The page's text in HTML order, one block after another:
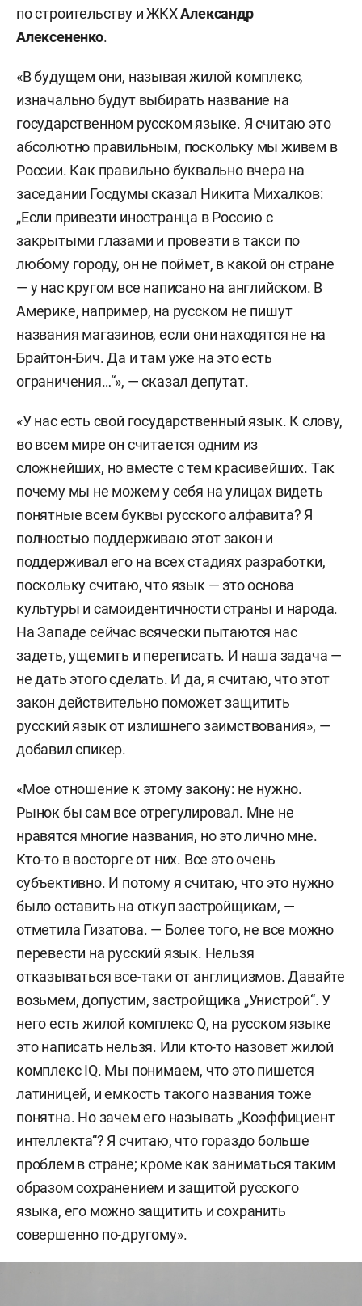
по строительству и ЖКХАлександр
Алексененко.
«В будущем они, называя жилой комплекс,
изначально будут выбирать название на
государственном русском языке. Я считаю это
абсолютно правильным, поскольку мы живем в
России. Как правильно буквально вчера на
заседании Госдумы сказал Никита Михалков:
„Если привезти иностранца в Россию с
закрытыми глазами и провезти в такси по
любому городу, он не поймет, в какой он стране
— у нас кругом все написано на английском. В
Америке, например, на русском не пишут
названия магазинов, если они находятся не на
Брайтон-Бич. Да и там уже на это есть
ограничения…“», — сказал депутат.
«У нас есть свой государственный язык. К слову,
во всем мире он считается одним из
сложнейших, но вместе с тем красивейших. Так
почему мы не можем у себя на улицах видеть
понятные всем буквы русского алфавита? Я
полностью поддерживаю этот закон и
поддерживал его на всех стадиях разработки,
поскольку считаю, что язык — это основа
культуры и самоидентичности страны и народа.
На Западе сейчас всячески пытаются нас
задеть, ущемить и переписать. И наша задача —
не дать этого сделать. И да, я считаю, что этот
закон действительно поможет защитить
русский язык от излишнего заимствования», —
добавил спикер.
«Мое отношение к этому закону: не нужно.
Рынок бы сам все отрегулировал. Мне не
нравятся многие названия, но это лично мне.
Кто-то в восторге от них. Все это очень
субъективно. И потому я считаю, что это нужно
было оставить на откуп застройщикам, —
отметила Гизатова. — Более того, не все можно
перевести на русский язык. Нельзя
отказываться все-таки от англицизмов. Давайте
возьмем, допустим, застройщика „Унистрой“. У
него есть жилой комплекс Q, на русском языке
это написать нельзя. Или кто-то назовет жилой
комплекс IQ. Мы понимаем, что это пишется
латиницей, и емкость такого названия тоже
понятна. Но зачем его называть „Коэффициент
интеллекта“? Я считаю, что гораздо больше
проблем в стране; кроме как заниматься таким
образом сохранением и защитой русского
языка, его можно защитить и сохранить
совершенно по-другому».